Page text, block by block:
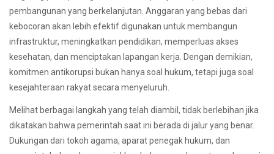
pembangunan yang berkelanjutan. Anggaran yang bebas dari
kebocoran akan lebih efektif digunakan untuk membangun
infrastruktur, meningkatkan pendidikan, memperluas akses
kesehatan, dan menciptakan lapangan kerja. Dengan demikian,
komitmen antikorupsi bukan hanya soal hukum, tetapi juga soal
kesejahteraan rakyat secara menyeluruh.
Melihat berbagai langkah yang telah diambil, tidak berlebihan jika
dikatakan bahwa pemerintah saat ini berada di jalur yang benar.
Dukungan dari tokoh agama, aparat penegak hukum, dan